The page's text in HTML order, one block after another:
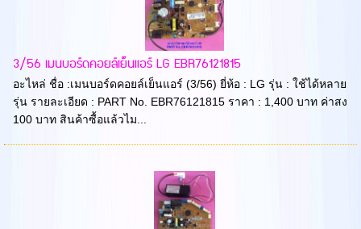
3/56 เมนบอร์ดคอยล์เย็นแอร์ LG EBR76121815
อะไหล่ ชื่อ :เมนบอร์ดคอยล์เย็นแอร์ (3/56) ยี่ห้อ : LG รุ่น : ใช้ได้หลาย
รุ่น รายละเอียด : PART No. EBR76121815 ราคา : 1,400 บาท ค่าสง
100 บาท สินค้าซื้อแล้วไม...